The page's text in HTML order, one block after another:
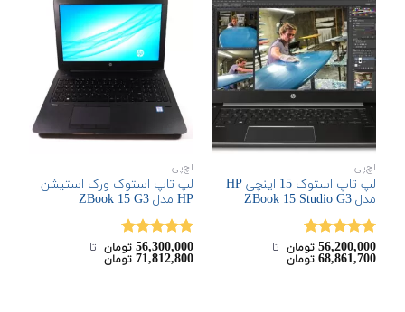
اچ‌پی
لپ تاپ استوک 15 اینچی HP
مدل ZBook 15 Studio G3
نمره5.00
از 5
56,200,000 تومان‌ تا ‌
68,861,700 تومان
اچ‌پی
لپ تاپ استوک ورک استیشن
HP مدل ZBook 15 G3
نمره5.00
از 5
56,300,000 تومان‌ تا ‌
71,812,800 تومان